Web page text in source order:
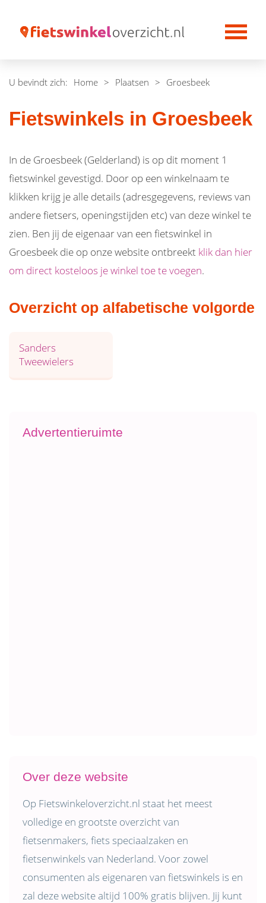
U bevindt zich: Home > Plaatsen > Groesbeek
Fietswinkels in Groesbeek
In de Groesbeek (Gelderland) is op dit moment 1
fietswinkel gevestigd. Door op een winkelnaam te
klikken krijg je alle details (adresgegevens, reviews van
andere fietsers, openingstijden etc) van deze winkel te
zien. Ben jij de eigenaar van een fietswinkel in
Groesbeek die op onze website ontbreekt klik dan hier
om direct kosteloos je winkel toe te voegen.
Overzicht op alfabetische volgorde
Sanders
Tweewielers
Advertentieruimte
Over deze website
Op Fietswinkeloverzicht.nl staat het meest
volledige en grootste overzicht van
fietsenmakers, fiets speciaalzaken en
fietsenwinkels van Nederland. Voor zowel
consumenten als eigenaren van fietswinkels is en
zal deze website altijd 100% gratis blijven. Jij kunt